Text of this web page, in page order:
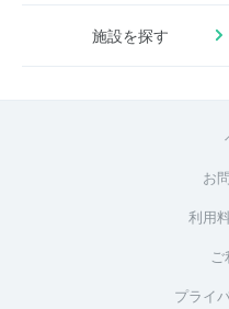
施設を探す
お
利用
プライ